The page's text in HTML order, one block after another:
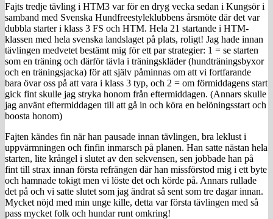
Fajts tredje tävling i HTM3 var för en dryg vecka sedan i Kungsör i
samband med Svenska Hundfreestyleklubbens årsmöte där det var
dubbla starter i klass 3 FS och HTM. Hela 21 startande i HTM-
klassen med hela svenska landslaget på plats, roligt! Jag hade innan
tävlingen medvetet bestämt mig för ett par strategier: 1 = se starten
som en träning och därför tävla i träningskläder (hundträningsbyxor
och en träningsjacka) för att själv påminnas om att vi fortfarande
bara övar oss på att vara i klass 3 typ, och 2 = om förmiddagens start
gick fint skulle jag stryka honom från eftermiddagen. (Annars skulle
jag använt eftermiddagen till att gå in och köra en belöningsstart och
boosta honom)
Fajten kändes fin när han pausade innan tävlingen, bra leklust i
uppvärmningen och finfin inmarsch på planen. Han satte nästan hela
starten, lite krångel i slutet av den sekvensen, sen jobbade han på
fint till strax innan första refrängen där han missförstod mig i ett byte
och hamnade tokigt men vi löste det och körde på. Annars rullade
det på och vi satte slutet som jag ändrat så sent som tre dagar innan.
Mycket nöjd med min unge kille, detta var första tävlingen med så
pass mycket folk och hundar runt omkring!